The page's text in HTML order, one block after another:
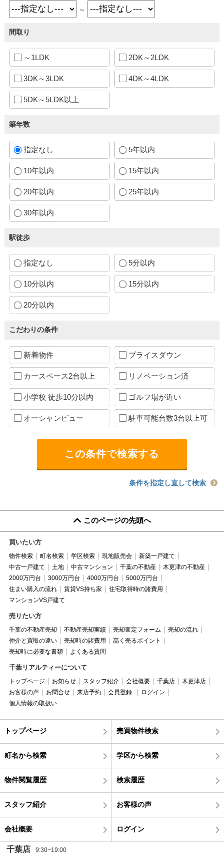
～
間取り
～1LDK 2DK～2LDK
3DK～3LDK 4DK～4LDK
5DK～5LDK以上
築年数
指定なし 5年以内
10年以内 15年以内
20年以内 25年以内
30年以内
駅徒歩
指定なし 5分以内
10分以内 15分以内
20分以内
こだわりの条件
新着物件 プライスダウン
カースペース2台以上 リノベーション済
小学校 徒歩10分以内 ゴルフ場が近い
オーシャンビュー 駐車可能台数3台以上可
条件を指定し直して検索
このページの先頭へ
買いたい方
物件検索 町名検索 学区検索 現地販売会
新築一戸建て
中古一戸建て
土地 中古マンション 千葉の不動産
木更津の不動産
2000万円台
3000万円台 4000万円台
5000万円台
住まい購入の流れ
賃貸VS持ち家
住宅取得時の諸費用
マンションVS戸建て
売りたい方
千葉の不動産売却 不動産売却実績 売却査定フォーム
売却の流れ
仲介と買取の違い
売却時の諸費用
高く売るポイント
売却時に必要な書類
よくある質問
千葉リアルティーについて
トップページ お知らせ スタッフ紹介 会社概要 千葉店
木更津店
お客様の声
お問合せ 来店予約 会員登録
ログイン
個人情報の取扱い
トップページ 売買物件検索
町名から検索 学区から検索
物件閲覧履歴 検索履歴
スタッフ紹介 お客様の声
会社概要 ログイン
千葉店 9:30~19:00